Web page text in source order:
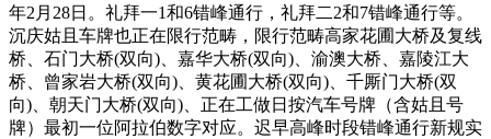
年2月28日。礼拜一1和6错峰通行，礼拜二2和7错峰通行等。
沉庆姑且车牌也正在限行范畴，限行范畴高家花圃大桥及复线
桥、石门大桥(双向)、嘉华大桥(双向)、渝澳大桥、嘉陵江大
桥、曾家岩大桥(双向)、黄花圃大桥(双向)、千厮门大桥(双
向)、朝天门大桥(双向)、正在工做日按汽车号牌（含姑且号
牌）最初一位阿拉伯数字对应。迟早高峰时段错峰通行新规实